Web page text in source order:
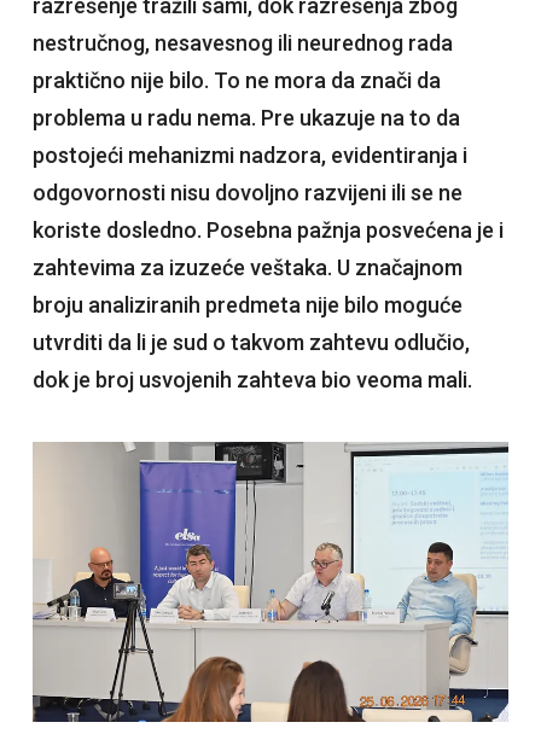
razrešenje tražili sami, dok razrešenja zbog
nestručnog, nesavesnog ili neurednog rada
praktično nije bilo. To ne mora da znači da
problema u radu nema. Pre ukazuje na to da
postojeći mehanizmi nadzora, evidentiranja i
odgovornosti nisu dovoljno razvijeni ili se ne
koriste dosledno. Posebna pažnja posvećena je i
zahtevima za izuzeće veštaka. U značajnom
broju analiziranih predmeta nije bilo moguće
utvrditi da li je sud o takvom zahtevu odlučio,
dok je broj usvojenih zahteva bio veoma mali.